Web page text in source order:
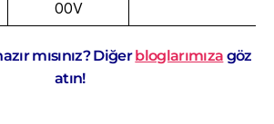
00V
mısınız? Diğerbloglarımıza göz
atın!